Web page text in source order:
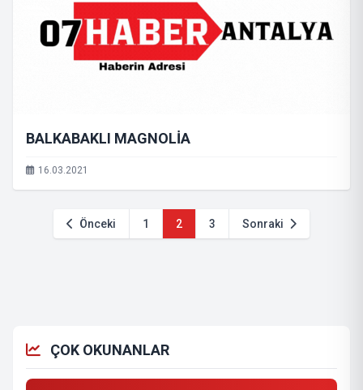
BALKABAKLI MAGNOLİA
16.03.2021
Önceki 1 2 3 Sonraki
ÇOK OKUNANLAR